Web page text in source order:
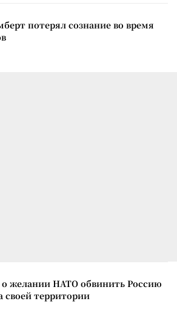
потерял сознание во время
желании НАТО обвинить Россию
территории